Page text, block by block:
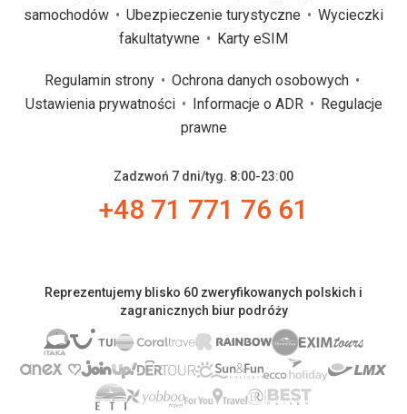
samochodów
Ubezpieczenie turystyczne
Wycieczki
fakultatywne
Karty eSIM
Regulamin strony
Ochrona danych osobowych
Ustawienia prywatności
Informacje o ADR
Regulacje
prawne
Zadzwoń 7 dni/tyg. 8:00-23:00
+48 71 771 76 61
Reprezentujemy blisko 60 zweryfikowanych polskich i
zagranicznych biur podróży